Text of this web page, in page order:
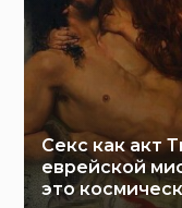
Секс как акт
еврейской
это